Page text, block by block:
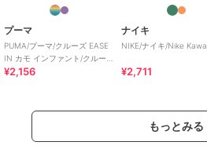
プーマ
PUMA/プーマ/クルーズ EASE
IN カモ インファント/クルー
ズ イーズイン カモ
¥2,156
ナイキ
NIKE/ナイキ/Nike Kawa
¥2,711
もっとみる